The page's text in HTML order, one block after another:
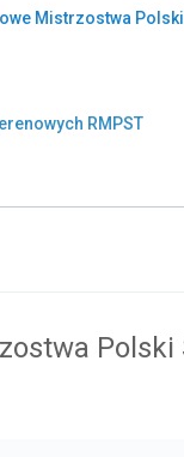
Mistrzostwa
RMPST